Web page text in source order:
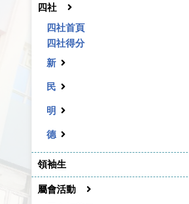
四社
四社首頁
四社得分
新
民
明
德
領袖生
屬會活動